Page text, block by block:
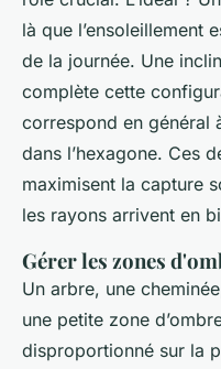
là que l’ensoleillement
de la journée. Une
complète cette
correspond en général
dans l’hexagone. Ces
maximisent la capture
les rayons arrivent en
Gérer les zones
Un arbre, une
une petite zone
disproportionné sur la